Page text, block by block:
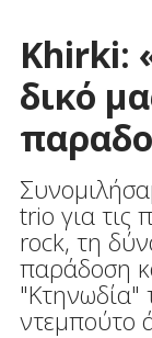
Khirki:
δικό
trio για τις
rock, τη
παράδοση
"Κτηνωδία"
ντεμπούτο